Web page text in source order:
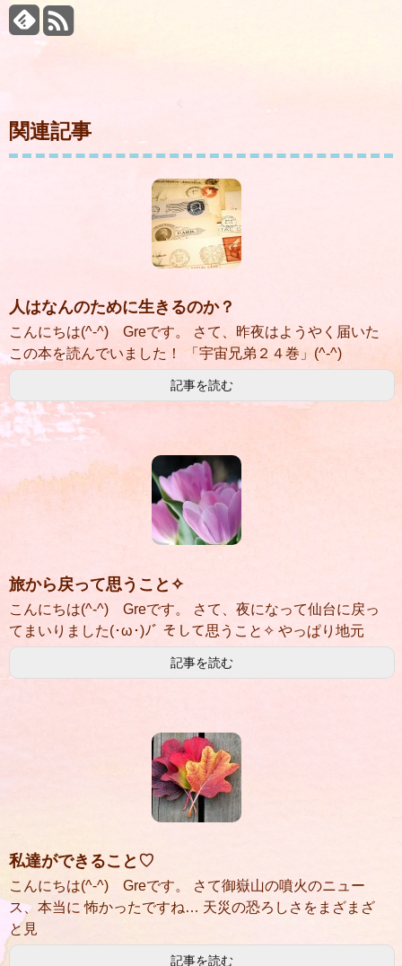
関連記事
人はなんのために生きるのか？
こんにちは(^-^) Greです。 さて、昨夜はようやく届いた
この本を読んでいました！ 「宇宙兄弟２４巻」(^-^)
記事を読む
旅から戻って思うこと✧
こんにちは(^-^) Greです。 さて、夜になって仙台に戻っ
てまいりました(･ω･)ﾉﾞ そして思うこと✧ やっぱり地元
記事を読む
私達ができること♡
こんにちは(^-^) Greです。 さて御嶽山の噴火のニュー
ス、本当に 怖かったですね… 天災の恐ろしさをまざまざ
と見
記事を読む